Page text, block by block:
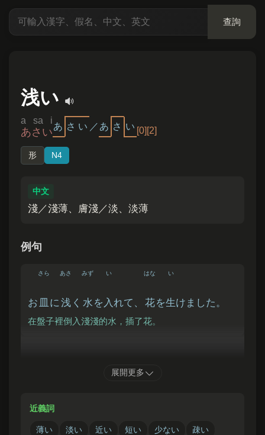
查詢
浅い
a sa i
あさいあ さ い ／ あ さ い [0][2]
形 N4
中文
淺／淺薄、膚淺／淡、淡薄
例句
お
さら
に浅
あさ
く 水
みず
を入
い
れて、 花
はな
を生
い
けました。
在盤子裡倒入淺淺的水，插了花。
這條河很淺，所以連小孩子都能安全地玩水。
展開更多
近義詞
薄い 淡い 近い 短い 少ない 疎い